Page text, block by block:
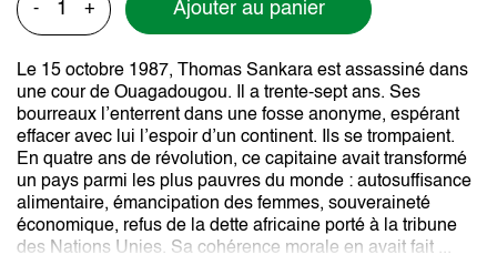
- + Ajouter au panier
Le 15 octobre 1987, Thomas Sankara est assassiné dans
une cour de Ouagadougou. Il a trente-sept ans. Ses
bourreaux l’enterrent dans une fosse anonyme, espérant
effacer avec lui l’espoir d’un continent. Ils se trompaient.
En quatre ans de révolution, ce capitaine avait transformé
un pays parmi les plus pauvres du monde : autosuffisance
alimentaire, émancipation des femmes, souveraineté
économique, refus de la dette africaine porté à la tribune
des Nations Unies. Sa cohérence morale en avait fait ...